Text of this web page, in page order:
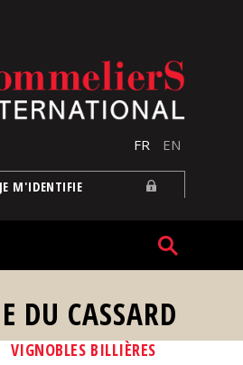
FR EN
JE M'IDENTIFIE
DU CASSARD
VIGNOBLES BILLIÈRES